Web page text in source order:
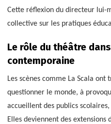
Cette réflexion du directeur lui-
collective sur les pratiques
Le rôle du théâtre
contemporaine
Les scènes comme La Scala
questionner le monde, à
accueillent des publics
Elles deviennent des extensions